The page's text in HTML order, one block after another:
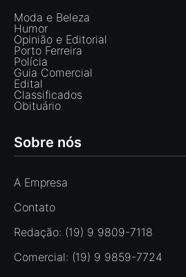
Moda e Beleza
Humor
Opinião e Editorial
Porto Ferreira
Polícia
Guia Comercial
Edital
Classificados
Obituário
Sobre nós
A Empresa
Contato
Redação: (19) 9 9809-7118
Comercial: (19) 9 9859-7724